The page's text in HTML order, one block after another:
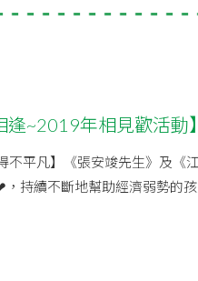
逢~2019年相見歡活動
不平凡】《張安竣先生》及《
持續不斷地幫助經濟弱勢的